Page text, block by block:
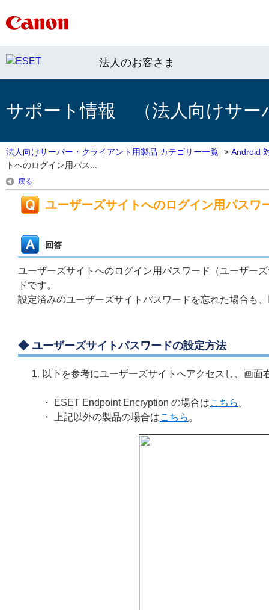
法人のお客さま
サポート情報 （法人向けサー
法人向けサーバー・クライアント用製品 カテゴリー一覧 > Android
トへのログイン用パス...
戻る
ユーザーズサイトへのログイン用パスワ
回答
ユーザーズサイトへのログイン用パスワード（ユーザー
ドです。
設定済みのユーザーズサイトパスワードを忘れた場合も
◆ ユーザーズサイトパスワードの設定方法
以下を参考にユーザーズサイトへアクセスし、画面
・ ESET Endpoint Encryption の場合はこちら 。
・ 上記以外の製品の場合はこちら 。